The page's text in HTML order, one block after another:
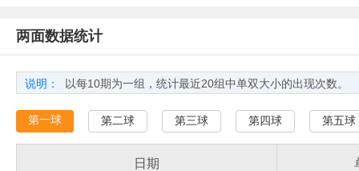
两面数据统计
说明： 以每10期为一组，统计最近20组中单双大小的出现次数。
第一球 第二球 第三球 第四球 第五球
日期